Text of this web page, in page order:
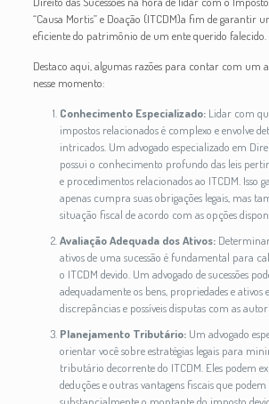
“Causa Mortis” e Doação (ITCDM)a fim de garantir
eficiente do patrimônio de um ente querido falecido.
Destaco aqui, algumas razões para contar com um
nesse momento:
Conhecimento Especializado: Lidar com
impostos relacionados é complexo e envolve
intricados. Um advogado especializado em
possui o conhecimento profundo das leis
e procedimentos relacionados ao ITCDM. Isso
apenas cumpra suas obrigações legais, mas
situação fiscal de acordo com as opções
Avaliação Adequada dos Ativos:
ativos de uma sucessão é fundamental para
o ITCDM devido. Um advogado de sucessões
adequadamente os bens, propriedades e ativos
discrepâncias e possíveis disputas com as
Planejamento Tributário: Um advogado
orientar você sobre estratégias legais para
tributário decorrente do ITCDM. Eles podem
deduções e outras vantagens fiscais que